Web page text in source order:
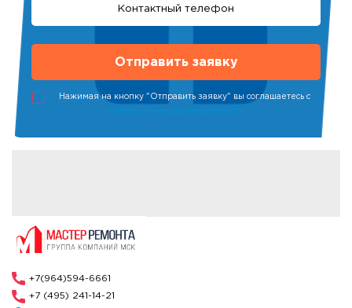
Нажимая на кнопку "Отправить заявку" вы соглашаетесь с
политикой конфиденциальности
+7(964)594-6661
+7 (495) 241-14-21